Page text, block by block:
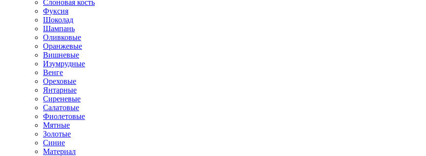
Слоновая кость
Фуксия
Шоколад
Шампань
Оливковые
Оранжевые
Вишневые
Изумрудные
Венге
Ореховые
Янтарные
Сиреневые
Салатовые
Фиолетовые
Мятные
Золотые
Синие
Материал